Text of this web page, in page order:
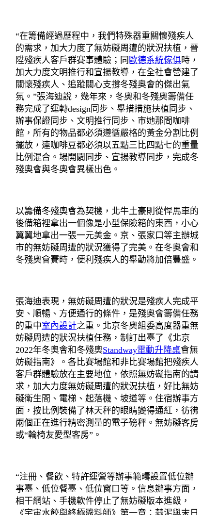
“在籌備經過歷程中，我們特殊器重關懷殘疾人
的需求，加大力度了無妨礙周遭的狀況扶植，晉
陞殘疾人客戶群賽事體驗；同 歐德系統傢俱時，
加大力度文明推行和宣揚教導，在全社會營建了
關懷殘疾人、追蹤關心支撐冬殘奧會的傑出氣
氛。”張海迪說，幾年來，冬奧和冬殘奧籌備任
務完成了運轉design同步、舉措措施扶植同步、
辦事保證同步、文明推行同步、市她那間咖啡
館，所有的物品都必須遵循嚴格的黃金分割比例
擺放，連咖啡豆都必須以五點三比四點七的重量
比例混合。場開闢同步、宣揚教導同步，完成冬
殘奧會與冬奧會異樣出色。
以籌備冬殘奧會為契機，北牛土豪則從悍馬車的
後備箱裡拿出一個像是小型保險箱的東西，小心
翼翼地拿出一張一元美金。京、張家口等主辦城
市的無妨礙周遭的狀況獲得了完美。在冬奧會和
冬殘奧會賽時，便利殘疾人的舉動將加倍豐盛。
張海迪表現，無妨礙周遭的狀況是殘疾人完成平
安、順暢、方便通行的條件，是殘奧會籌備任務
的重中室內設計之重。北京冬奧組委高度器重無
妨礙周遭的狀況扶植任務，制訂出臺了《北京
2022年冬奧會和冬殘奧Standway電動升降桌會無
妨礙指南》。各比賽場館和非比賽場館把殘疾人
客戶群體驗放在主要地位，依照無妨礙指南的請
求，加大力度無妨礙周遭的狀況扶植，好比無妨
礙衛生間、電梯、起落機、坡道等。住宿辦事方
面，按比例裝備了林天秤的眼睛變得通紅，彷彿
兩個正在進行精密測量的電子磅秤。無妨礙客房
或“輪椅友愛型客房”。
“注冊、餐飲、特許運營等辦事範疇設置低位辦
事臺、低位餐臺、低位窗口等。信息辦事方面，
相干網站、手機軟件停止了無妨礙版本進級，